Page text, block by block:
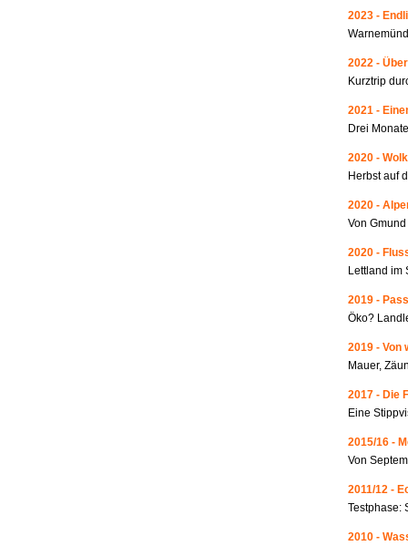
2023 -
2022 -
Kurztrip
2021 -
Drei
2020 -
Herbst auf
2020 -
Von
2020 -
Lettland im
2019 -
Öko?
2019 - Von
Mauer,
2017 - Die
Eine
2015/16 -
Von
2011/12 -
Testphase:
2010 -